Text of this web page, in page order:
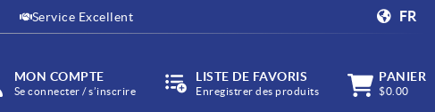
Service Excellent FR
MON COMPTE
Se connecter / s’inscrire
LISTE DE FAVORIS
Enregistrer des produits
PANIER
$0.00